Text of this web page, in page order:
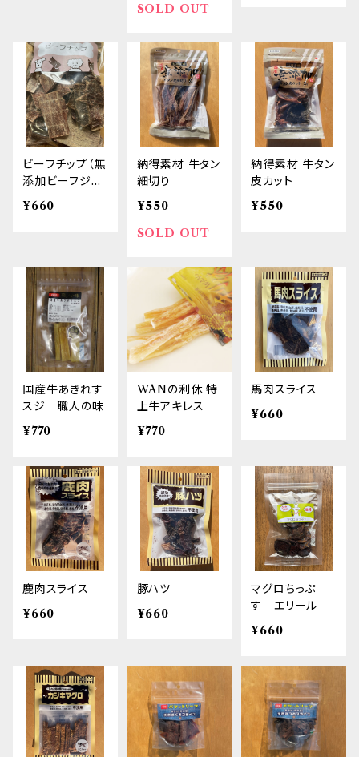
SOLD OUT
ビーフチップ（無
添加ビーフジャ
ーキー） エリー
ル
¥660
納得素材 牛タン
細切り
¥550
SOLD OUT
納得素材 牛タン
皮カット
¥550
国産牛あきれす
スジ 職人の味
¥770
WANの利休 特
上牛アキレス
¥770
馬肉スライス
¥660
鹿肉スライス
¥660
豚ハツ
¥660
マグロちっぷ
す エリール
¥660